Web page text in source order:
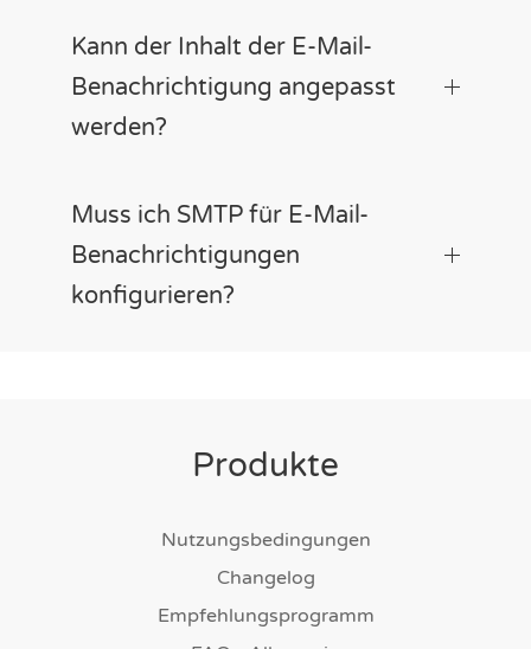
Kann der Inhalt der E-Mail-
Benachrichtigung angepasst
werden?
Muss ich SMTP für E-Mail-
Benachrichtigungen
konfigurieren?
Produkte
Nutzungsbedingungen
Changelog
Empfehlungsprogramm